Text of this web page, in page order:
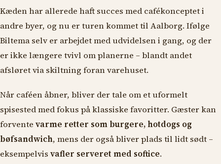
Kæden har allerede haft succes med cafékonceptet i
andre byer, og nu er turen kommet til Aalborg. Ifølge
Biltema selv er arbejdet med udvidelsen i gang, og der
er ikke længere tvivl om planerne – blandt andet
afsløret via skiltning foran varehuset.
Når caféen åbner, bliver der tale om et uformelt
spisested med fokus på klassiske favoritter. Gæster kan
forvente varme retter som burgere, hotdogs og
bøfsandwich, mens der også bliver plads til lidt sødt –
eksempelvis vafler serveret med softice.